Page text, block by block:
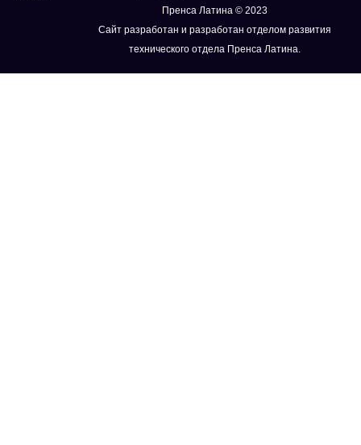
Пренса Латина © 2023
Сайт разработан и разработан отделом развития
технического отдела Пренса Латина.